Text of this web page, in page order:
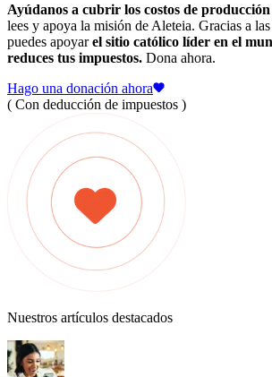
Ayúdanos a cubrir los costos de producción
lees y apoya la misión de Aleteia. Gracias a
puedes apoyarel sitio católico líder en el
reduces tus impuestos. Dona ahora.
Hago una donación ahora
( Con deducción de impuestos )
Nuestros artículos destacados